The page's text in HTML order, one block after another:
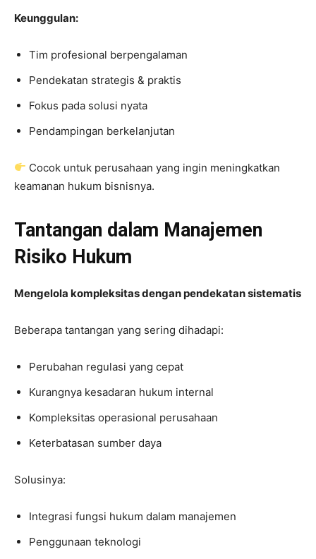
Keunggulan:
Tim profesional berpengalaman
Pendekatan strategis & praktis
Fokus pada solusi nyata
Pendampingan berkelanjutan
Cocok untuk perusahaan yang ingin meningkatkan
keamanan hukum bisnisnya.
Tantangan dalam Manajemen
Risiko Hukum
Mengelola kompleksitas dengan pendekatan sistematis
Beberapa tantangan yang sering dihadapi:
Perubahan regulasi yang cepat
Kurangnya kesadaran hukum internal
Kompleksitas operasional perusahaan
Keterbatasan sumber daya
Solusinya:
Integrasi fungsi hukum dalam manajemen
Penggunaan teknologi